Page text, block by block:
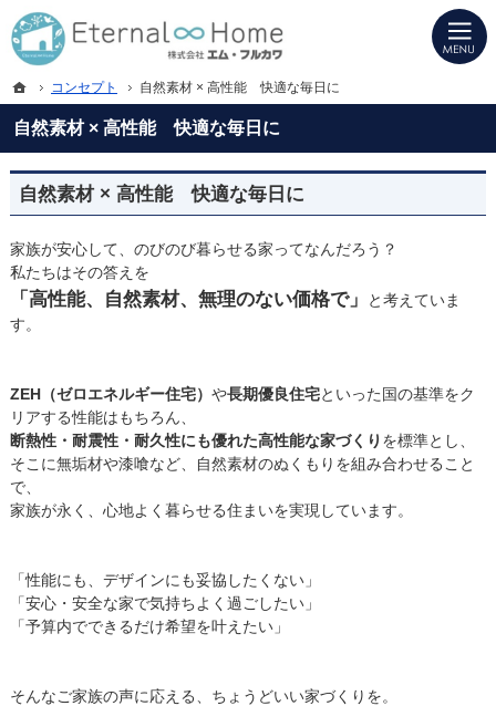
自然素材 × 高性能 快適な毎日に
プロの目線からご提案。岐阜県海津市・西濃地域の注文住宅・新築戸建てを手が
岐阜県海津市・西濃地域の新築・注文住宅・新築戸建てを手がける工務店ならエ
自然素材 × 高性能 快適な毎日に
家族が安心して、のびのび暮らせる家ってなんだろう？
私たちはその答えを
「高性能、自然素材、無理のない価格で」
と考えていま
す。
ZEH（ゼロエネルギー住宅） や長期優良住宅といった国の基準をク
リアする性能はもちろん、
断熱性・耐震性・耐久性にも優れた高性能な家づくり を標準とし、
そこに無垢材や漆喰など、自然素材のぬくもりを組み合わせること
で、
家族が永く、心地よく暮らせる住まいを実現しています。
「性能にも、デザインにも妥協したくない」
「安心・安全な家で気持ちよく過ごしたい」
「予算内でできるだけ希望を叶えたい」
そんなご家族の声に応える、ちょうどいい家づくりを。
ホーム
コンセプト 自然素材 × 高性能 快適な毎日に